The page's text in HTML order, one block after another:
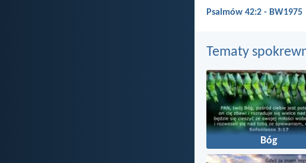
Psalmów 42:2 - BW1975
Tematy
Bóg